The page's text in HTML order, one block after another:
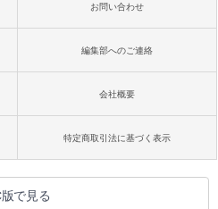
お問い合わせ
編集部へのご連絡
会社概要
特定商取引法に基づく表示
で見る